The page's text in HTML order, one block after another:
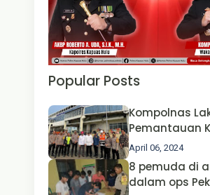
Popular Posts
Kompolnas
Pemantauan
Operasi
Polda Jatim
Kapolri dan
Perhubungan
April 06, 2024
8 pemuda di
dalam ops